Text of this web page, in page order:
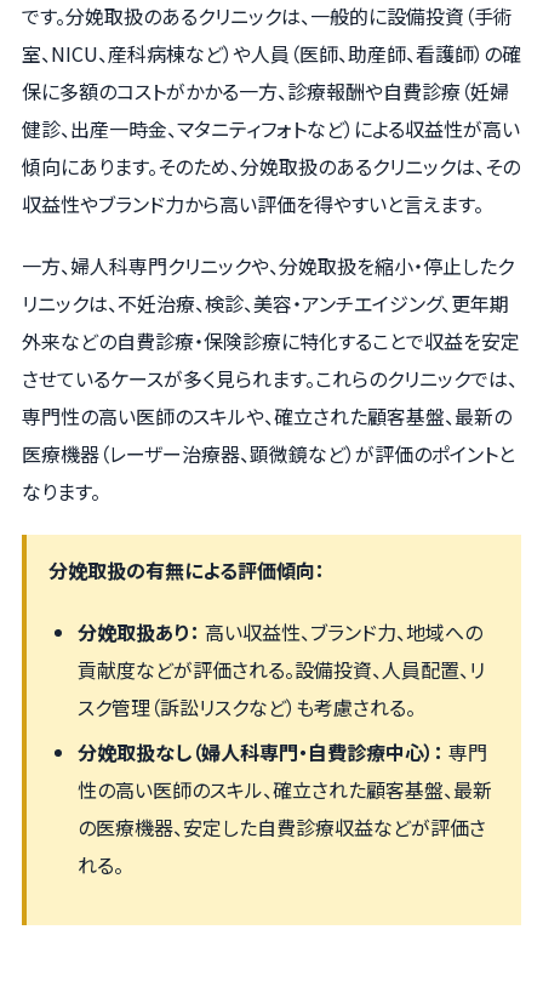
です。分娩取扱のあるクリニックは、一般的に設備投資（手術
室、NICU、産科病棟など）や人員（医師、助産師、看護師）の確
保に多額のコストがかかる一方、診療報酬や自費診療（妊婦
健診、出産一時金、マタニティフォトなど）による収益性が高い
傾向にあります。そのため、分娩取扱のあるクリニックは、その
収益性やブランド力から高い評価を得やすいと言えます。
一方、婦人科専門クリニックや、分娩取扱を縮小・停止したク
リニックは、不妊治療、検診、美容・アンチエイジング、更年期
外来などの自費診療・保険診療に特化することで収益を安定
させているケースが多く見られます。これらのクリニックでは、
専門性の高い医師のスキルや、確立された顧客基盤、最新の
医療機器（レーザー治療器、顕微鏡など）が評価のポイントと
なります。
分娩取扱の有無による評価傾向：
分娩取扱あり： 高い収益性、ブランド力、地域への
貢献度などが評価される。設備投資、人員配置、リ
スク管理（訴訟リスクなど）も考慮される。
分娩取扱なし（婦人科専門・自費診療中心）： 専門
性の高い医師のスキル、確立された顧客基盤、最新
の医療機器、安定した自費診療収益などが評価さ
れる。